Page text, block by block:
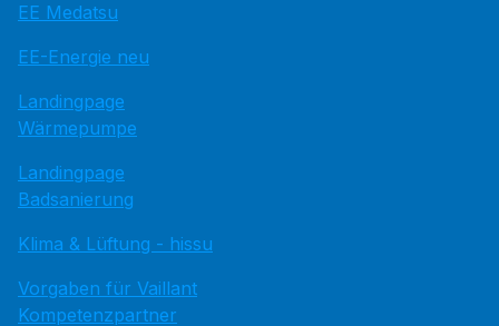
EE Medatsu
EE-Energie neu
Landingpage
Wärmepumpe
Landingpage
Badsanierung
Klima & Lüftung - hissu
Vorgaben für Vaillant
Kompetenzpartner